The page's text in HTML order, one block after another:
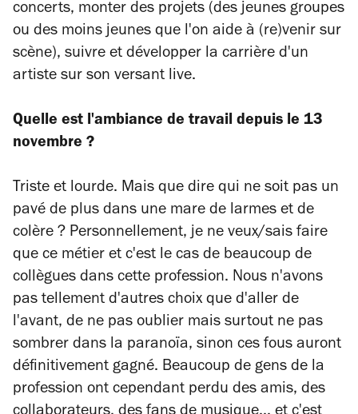
concerts, monter des projets (des jeunes groupes
ou des moins jeunes que l'on aide à (re)venir sur
scène), suivre et développer la carrière d'un
artiste sur son versant live.
Quelle est l'ambiance de travail depuis le 13
novembre ?
Triste et lourde. Mais que dire qui ne soit pas un
pavé de plus dans une mare de larmes et de
colère ? Personnellement, je ne veux/sais faire
que ce métier et c'est le cas de beaucoup de
collègues dans cette profession. Nous n'avons
pas tellement d'autres choix que d'aller de
l'avant, de ne pas oublier mais surtout ne pas
sombrer dans la paranoïa, sinon ces fous auront
définitivement gagné. Beaucoup de gens de la
profession ont cependant perdu des amis, des